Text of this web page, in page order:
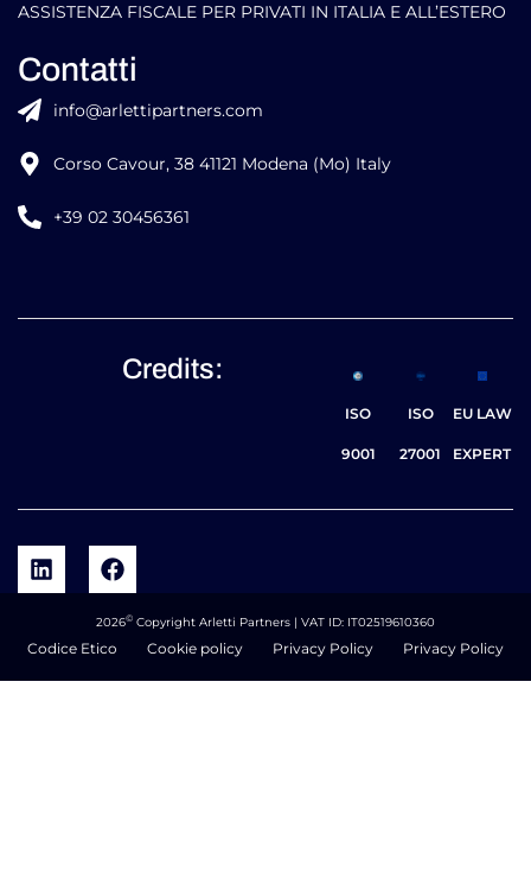
ASSISTENZA FISCALE PER PRIVATI IN ITALIA E ALL’ESTERO
Contatti
info@arlettipartners.com
Corso Cavour, 38 41121 Modena (Mo) Italy
+39 02 30456361
Credits:
ISO
9001
ISO
27001
EU LAW
EXPERT
2026© Copyright Arletti Partners | VAT ID: IT02519610360
Codice Etico Cookie policy Privacy Policy Privacy Policy